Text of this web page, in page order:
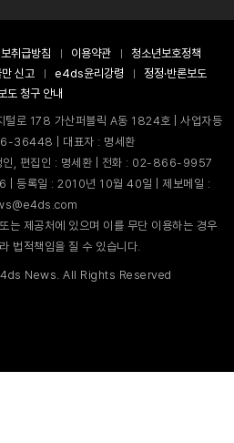
취급방침 이용약관
청소년보호정책
신고 e4ds윤리강령
정정·반론보도
도 청구 안내
털로 178 가산퍼블릭 A동 1824호 | 사업자등
36448 | 대표자 : 명세환
인, 편집인 : 명세환 | 전화 : 02-866-9957
| 등록일 : 2010년 10월 40일 | 제보메일 :
는 제공처에 있으며 이를 무단 이용하는 경우
법적책임을 질 수 있습니다.
News. All Rights Reserved